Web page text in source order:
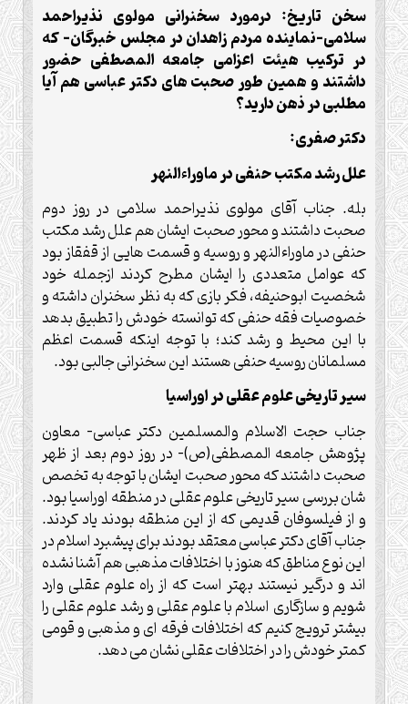
سخن تاریخ: درمورد سخنرانی مولوی نذیراحمد
سلامی-نماینده مردم زاهدان در مجلس خبرگان– که
در ترکیب هیئت اعزامی جامعه المصطفی حضور
داشتند و همین طور صحبت های دکتر عباسی هم آیا
مطلبی در ذهن دارید؟
دکتر صفری:
علل رشد مکتب حنفی در ماوراءالنهر
بله. جناب آقای مولوی نذیراحمد سلامی در روز دوم
صحبت داشتند و محور صحبت ایشان هم علل رشد مکتب
حنفی در ماوراءالنهر و روسیه و قسمت هایی از قفقاز بود
که عوامل متعددی را ایشان مطرح کردند ازجمله خود
شخصیت ابوحنیفه، فکر بازی که به نظر سخنران داشته و
خصوصیات فقه حنفی که توانسته خودش را تطبیق بدهد
با این محیط و رشد کند؛ با توجه اینکه قسمت اعظم
مسلمانان روسیه حنفی هستند این سخنرانی جالبی بود.
سیر تاریخی علوم عقلی در اوراسیا
جناب حجت الاسلام والمسلمین دکتر عباسی- معاون
پژوهش جامعه المصطفی(ص)- در روز دوم بعد از ظهر
صحبت داشتند که محور صحبت ایشان با توجه به تخصص
شان بررسی سیر تاریخی علوم عقلی در منطقه اوراسیا بود.
و از فیلسوفان قدیمی که از این منطقه بودند یاد کردند.
جناب آقای دکتر عباسی معتقد بودند برای پیشبرد اسلام در
این نوع مناطق که هنوز با اختلافات مذهبی هم آشنا نشده
اند و درگیر نیستند بهتر است که از راه علوم عقلی وارد
شویم و سازگاری اسلام با علوم عقلی و رشد علوم عقلی را
بیشتر ترویج کنیم که اختلافات فرقه ای و مذهبی و قومی
کمتر خودش را در اختلافات عقلی نشان می دهد.